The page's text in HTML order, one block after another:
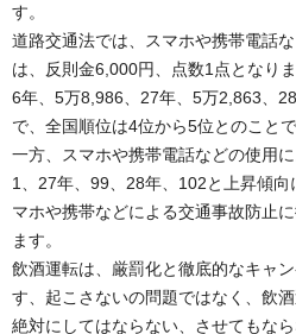
す。
道路交通法では、スマホや携帯電話
は、反則金6,000円、点数1点となり
6年、5万8,986、27年、5万2,863、
で、全国順位は4位から5位とのことで
一方、スマホや携帯電話などの使用
1、27年、99、28年、102と上昇傾
マホや携帯などによる交通事故防止
ます。
飲酒運転は、厳罰化と徹底的なキャ
す、起こさないの問題ではなく、飲
絶対にしてはならない、させてもな